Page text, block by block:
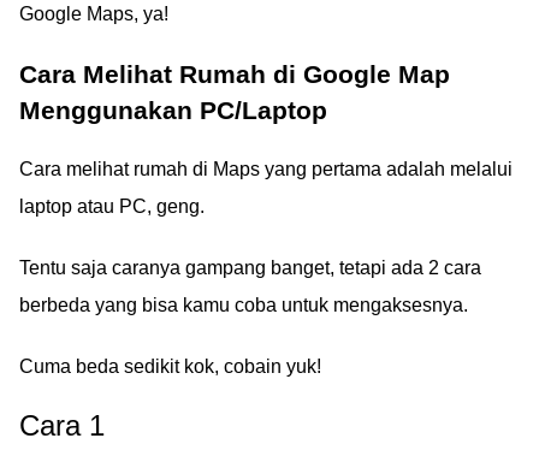
Google Maps, ya!
Cara Melihat Rumah di Google Map
Menggunakan PC/Laptop
Cara melihat rumah di Maps yang pertama adalah melalui
laptop atau PC, geng.
Tentu saja caranya gampang banget, tetapi ada 2 cara
berbeda yang bisa kamu coba untuk mengaksesnya.
Cuma beda sedikit kok, cobain yuk!
Cara 1